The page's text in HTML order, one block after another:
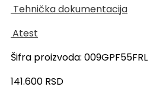
Tehnička dokumentacija
Atest
Šifra proizvoda: 009GPF55FRL
141.600 RSD